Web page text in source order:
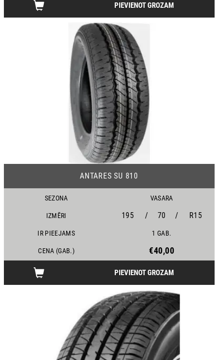
PIEVIENOT GROZAM
ANTARES SU 810
SEZONA VASARA
IZMĒRI 195 / 70 / R15
IR PIEEJAMS 1 GAB.
CENA (GAB.) €40,00
PIEVIENOT GROZAM